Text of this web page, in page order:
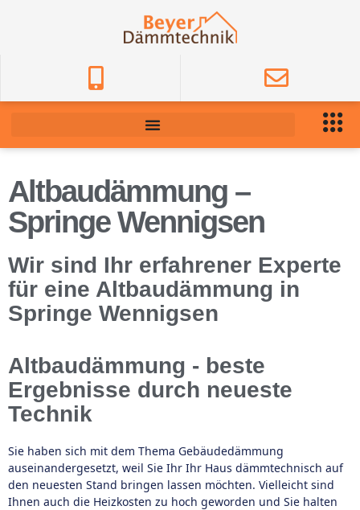
Altbaudämmung –
Springe Wennigsen
Wir sind Ihr erfahrener Experte
für eine Altbaudämmung in
Springe Wennigsen
Altbaudämmung - beste
Ergebnisse durch neueste
Technik
Sie haben sich mit dem Thema Gebäudedämmung
auseinandergesetzt, weil Sie Ihr Ihr Haus dämmtechnisch auf
den neuesten Stand bringen lassen möchten. Vielleicht sind
Ihnen auch die Heizkosten zu hoch geworden und Sie halten